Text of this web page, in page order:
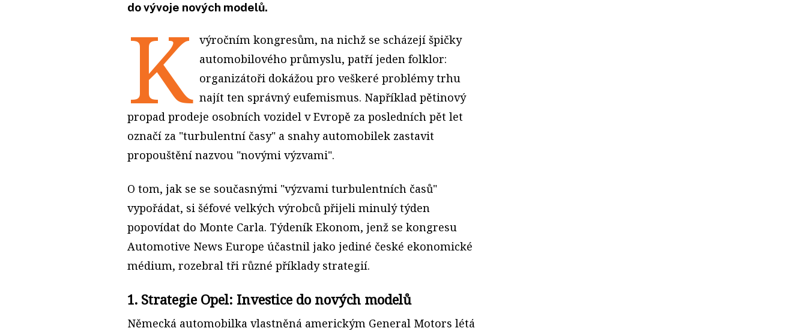
do vývoje nových modelů.
K výročním kongresům, na nichž se scházejí špičky
automobilového průmyslu, patří jeden folklor:
organizátoři dokážou pro veškeré problémy trhu
najít ten správný eufemismus. Například pětinový
propad prodeje osobních vozidel v Evropě za posledních pět let
označí za "turbulentní časy" a snahy automobilek zastavit
propouštění nazvou "novými výzvami".
O tom, jak se se současnými "výzvami turbulentních časů"
vypořádat, si šéfové velkých výrobců přijeli minulý týden
popovídat do Monte Carla. Týdeník Ekonom, jenž se kongresu
Automotive News Europe účastnil jako jediné české ekonomické
médium, rozebral tři různé příklady strategií.
1. Strategie Opel: Investice do nových modelů
Německá automobilka vlastněná americkým General Motors létá